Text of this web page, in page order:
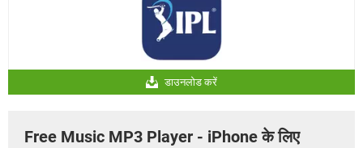
डाउनलोड करें
Free Music MP3 Player - iPhone के लिए